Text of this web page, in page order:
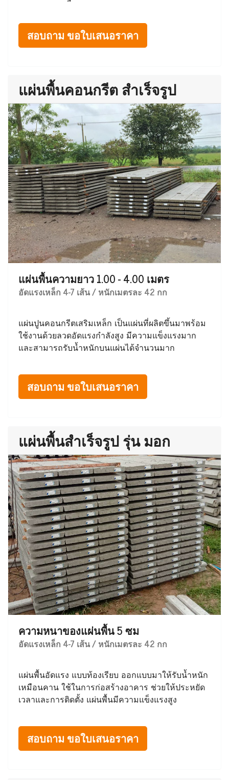
สอบถาม ขอใบเสนอราคา
แผ่นพื้นคอนกรีต สำเร็จรูป
แผ่นพื้นความยาว 1.00 - 4.00 เมตร
อัดแรงเหล็ก 4-7 เส้น / หนักเมตรละ 42 กก
แผ่นปูนคอนกรีตเสริมเหล็ก เป็นแผ่นที่ผลิตขึ้นมาพร้อม
ใช้งานด้วยลวดอัดแรงกำลังสูง มีความแข็งแรงมาก
และสามารถรับน้ำหนักบนแผ่นได้จำนวนมาก
สอบถาม ขอใบเสนอราคา
แผ่นพื้นสำเร็จรูป รุ่น มอก
ความหนาของแผ่นพื้น 5 ซม
อัดแรงเหล็ก 4-7 เส้น / หนักเมตรละ 42 กก
แผ่นพื้นอัดแรง แบบท้องเรียบ ออกแบบมาให้รับน้ำหนัก
เหมือนคาน ใช้ในการก่อสร้างอาคาร ช่วยให้ประหยัด
เวลาและการติดตั้ง แผ่นพื้นมีความแข็งแรงสูง
สอบถาม ขอใบเสนอราคา